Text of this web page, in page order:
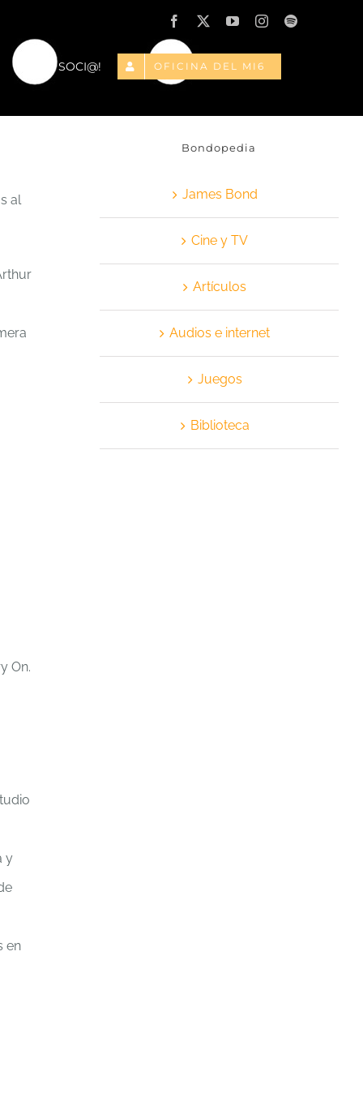
Facebook
X YouTubeInstagramSpotify
¡HAZTE SOCI@! OFICINA DEL MI6
al
On.
y
en
Bondopedia
James Bond
Cine y TV
Artículos
Audios e internet
Juegos
Biblioteca